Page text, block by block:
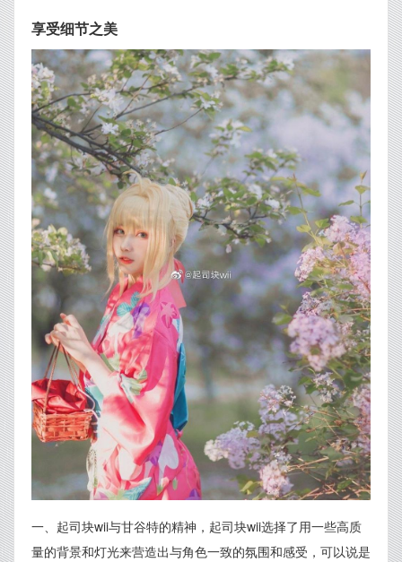
享受细节之美
一、起司块wii与甘谷特的精神，起司块wii选择了用一些高质
量的背景和灯光来营造出与角色一致的氛围和感受，可以说是